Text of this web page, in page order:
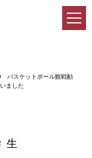
西医科大学整形外科学講
バスケットボール観戦勧
ました